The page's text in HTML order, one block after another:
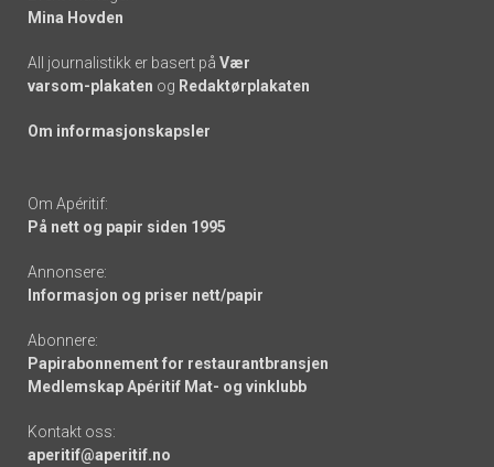
Mina Hovden
All journalistikk er basert på Vær
varsom-plakaten og Redaktørplakaten
Om informasjonskapsler
Om Apéritif:
På nett og papir siden 1995
Annonsere:
Informasjon og priser nett/papir
Abonnere:
Papirabonnement for restaurantbransjen
Medlemskap Apéritif Mat- og vinklubb
Kontakt oss:
aperitif@aperitif.no